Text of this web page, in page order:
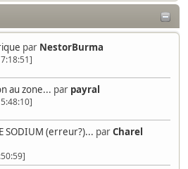
par NestorBurma
au zone... par payral
SODIUM (erreur?)... parCharel